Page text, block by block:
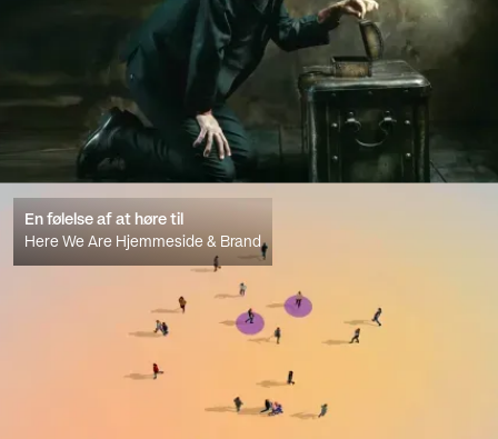
En følelse af at høre til
Here We Are Hjemmeside & Brand